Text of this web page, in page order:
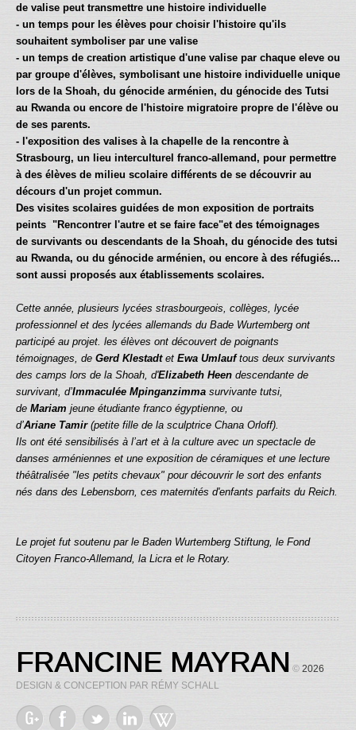
de valise peut transmettre une histoire individuelle
- un temps pour les élèves pour choisir l'histoire qu'ils
souhaitent symboliser par une valise
- un temps de creation artistique d'une valise par chaque eleve ou
par groupe d'élèves, symbolisant une histoire individuelle unique
lors de la Shoah, du génocide arménien, du génocide des Tutsi
au Rwanda ou encore de l'histoire migratoire propre de l'élève ou
de ses parents.
- l'exposition des valises à la chapelle de la rencontre à
Strasbourg, un lieu interculturel franco-allemand, pour permettre
à des élèves de milieu scolaire différents de se découvrir au
décours d'un projet commun.
Des visites scolaires guidées de mon exposition de portraits
peints "Rencontrer l'autre et se faire face"et des témoignages
de survivants ou descendants de la Shoah, du génocide des tutsi
au Rwanda, ou du génocide arménien, ou encore à des réfugiés...
sont aussi proposés aux établissements scolaires.
Cette année, plusieurs lycées strasbourgeois, collèges, lycée
professionnel et des lycées allemands du Bade Wurtemberg ont
participé au projet. les élèves ont découvert de poignants
témoignages, de Gerd Klestadtet Ewa Umlauftous deux survivants
des camps lors de la Shoah, d'Elizabeth Heen descendante de
survivant, d’Immaculée Mpinganzimma survivante tutsi,
de Mariam jeune étudiante franco égyptienne, ou
d’Ariane Tamir(petite fille de la sculptrice Chana Orloff).
Ils ont été sensibilisés à l’art et à la culture avec un spectacle de
danses arméniennes et une exposition de céramiques et une lecture
théâtralisée "les petits chevaux" pour découvrir le sort des enfants
nés dans des Lebensborn, ces maternités d'enfants parfaits du Reich.
Le projet fut soutenu par le Baden Wurtemberg Stiftung, le Fond
Citoyen Franco-Allemand, la Licra et le Rotary.
FRANCINE MAYRAN © 2026
DESIGN & CONCEPTION PAR RÉMY SCHALL